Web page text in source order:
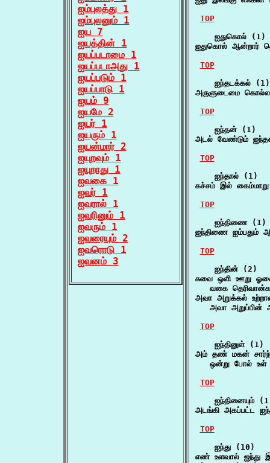
ஐம்புலத்து 1
ஐம்புலனும் 1
ஐய 7
ஐயத்தின் 1
ஐயப்படாமை 1
ஐயப்படாஅது 1
ஐயப்படும் 1
ஐயப்பாடு 1
ஐயம் 9
ஐயமே 2
ஐயர் 1
ஐயரும் 1
ஐயன்மார் 2
ஐயுறவும் 1
ஐயுறாது 1
ஐவகை 1
ஐவர் 1
ஐவரால் 1
ஐவரினும் 1
ஐவரும் 1
ஐவரையும் 2
ஐவரொடு 1
ஐவனம் 3
TOP
    ஐதுகொல் (1)
ஐதுகொல் ஆன்றார்
TOP
    ஐந்தடக்கல் (1)
அருளுடைமை
TOP
    ஐந்தன் (1)
அடல் வேண்டும்
TOP
    ஐந்தால் (1)
கச்சம் இல்
TOP
    ஐந்திணை (1)
ஐந்திணை ஐம்பதும்
TOP
    ஐந்தின் (2)
சுவை ஒளி ஊறு
வகை
அவா அறுக்கல்
அவா அறுப்பின்
TOP
    ஐந்தினுள் (1)
அம் தண் மகன்
ஒன்று போல் உள்
TOP
ஐந்தினையும்
அடங்கி அகப்பட்ட
TOP
    ஐந்து (10)
எண் உளவால்